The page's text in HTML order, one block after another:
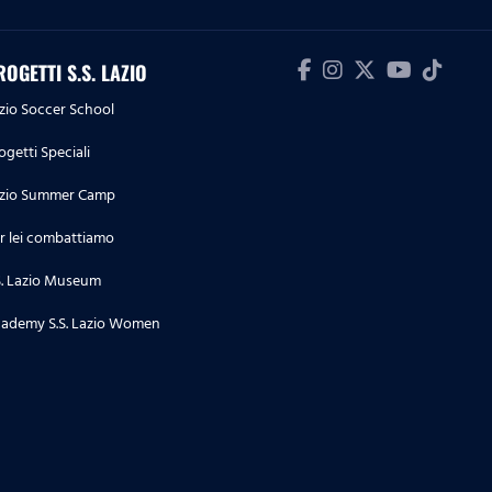
integrale
10.05.26
Serie A Enilive | Cremonese-
S.S. LAZIO
Soccer School
Speciali
Summer Camp
lei combattiamo
Lazio Museum
S.S. Lazio Women